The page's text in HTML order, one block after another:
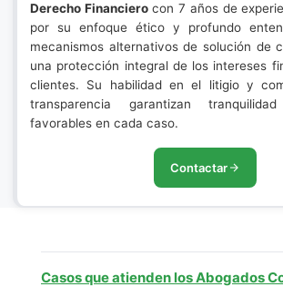
Derecho Financierocon 7 años de
por su enfoque ético y profundo
mecanismos alternativos de solución de
una protección integral de los intereses
clientes. Su habilidad en el litigio y
transparencia garantizan
favorables en cada caso.
Contactar
Casos que atienden los Abogados